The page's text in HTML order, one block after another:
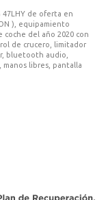
47LHY de oferta en
), equipamiento
del año 2020 con
de crucero, limitador
bluetooth audio,
libres, pantalla